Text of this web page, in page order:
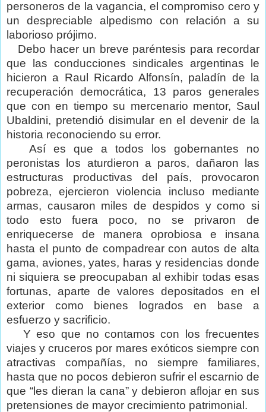
personeros de la vagancia, el compromiso cero y
un despreciable alpedismo con relación a su
laborioso prójimo.
Debo hacer un breve paréntesis para recordar
que las conducciones sindicales argentinas le
hicieron a Raul Ricardo Alfonsín, paladín de la
recuperación democrática, 13 paros generales
que con en tiempo su mercenario mentor, Saul
Ubaldini, pretendió disimular en el devenir de la
historia reconociendo su error.
Así es que a todos los gobernantes no
peronistas los aturdieron a paros, dañaron las
estructuras productivas del país, provocaron
pobreza, ejercieron violencia incluso mediante
armas, causaron miles de despidos y como si
todo esto fuera poco, no se privaron de
enriquecerse de manera oprobiosa e insana
hasta el punto de compadrear con autos de alta
gama, aviones, yates, haras y residencias donde
ni siquiera se preocupaban al exhibir todas esas
fortunas, aparte de valores depositados en el
exterior como bienes logrados en base a
esfuerzo y sacrificio.
Y eso que no contamos con los frecuentes
viajes y cruceros por mares exóticos siempre con
atractivas compañías, no siempre familiares,
hasta que no pocos debieron sufrir el escarnio de
que “les dieran la cana” y debieron aflojar en sus
pretensiones de mayor crecimiento patrimonial.